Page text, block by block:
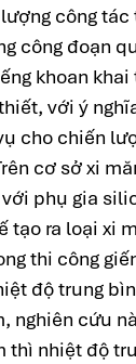
công tác
công đoạn
khoan
với ý
cho chiến
cơ sở xi
phụ gia
tạo ra loại xi
thi công
độ trung
nghiên cứu
thì nhiệt độ